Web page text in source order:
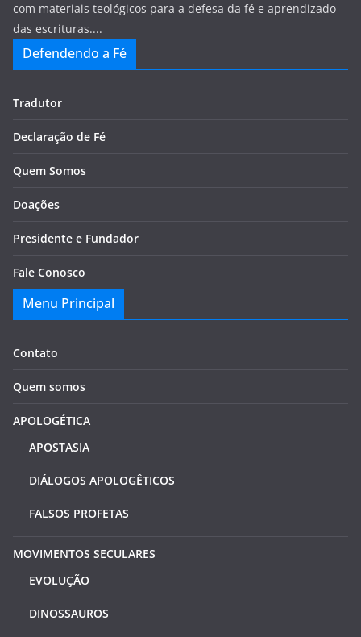
com materiais teológicos para a defesa da fé e aprendizado
das escrituras....
Defendendo a Fé
Tradutor
Declaração de Fé
Quem Somos
Doações
Presidente e Fundador
Fale Conosco
Menu Principal
Contato
Quem somos
APOLOGÉTICA
APOSTASIA
DIÁLOGOS APOLOGÊTICOS
FALSOS PROFETAS
MOVIMENTOS SECULARES
EVOLUÇÃO
DINOSSAUROS